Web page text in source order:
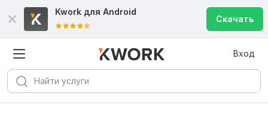
Kwork для Android
Скачать
Вход